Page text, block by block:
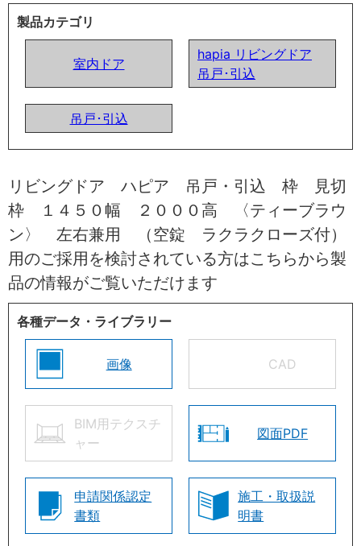
製品カテゴリ
室内ドア
hapia リビングドア
吊戸･引込
吊戸･引込
リビングドア ハピア 吊戸・引込 枠 見切
枠 １４５０幅 ２０００高 〈ティーブラウ
ン〉 左右兼用 （空錠 ラクラクローズ付）
用のご採用を検討されている方はこちらから製
品の情報がご覧いただけます
各種データ・ライブラリー
画像 CAD
BIM用テクスチ
ャー
図面PDF
申請関係認定
書類
施工・取扱説
明書